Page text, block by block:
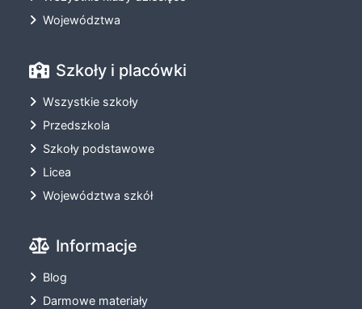
Województwa
Szkoły i placówki
Wszystkie szkoły
Przedszkola
Szkoły podstawowe
Licea
Województwa szkół
Informacje
Blog
Darmowe materiały